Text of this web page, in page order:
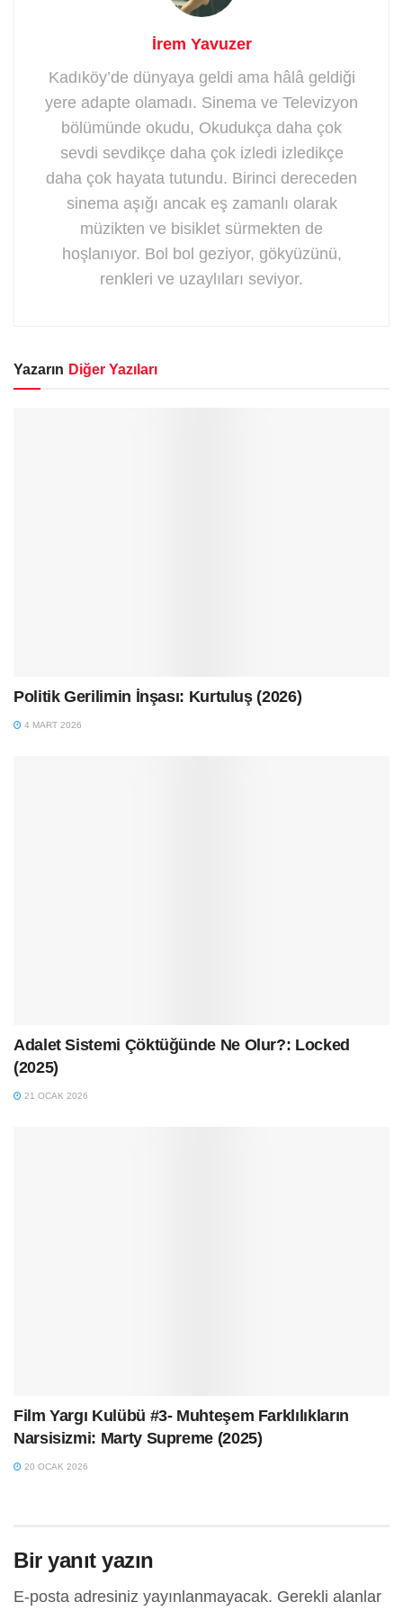
İrem Yavuzer
Kadıköy’de dünyaya geldi ama hâlâ geldiği
yere adapte olamadı. Sinema ve Televizyon
bölümünde okudu, Okudukça daha çok
sevdi sevdikçe daha çok izledi izledikçe
daha çok hayata tutundu. Birinci dereceden
sinema aşığı ancak eş zamanlı olarak
müzikten ve bisiklet sürmekten de
hoşlanıyor. Bol bol geziyor, gökyüzünü,
renkleri ve uzaylıları seviyor.
Yazarın Diğer Yazıları
Politik Gerilimin İnşası: Kurtuluş (2026)
4 MART 2026
Adalet Sistemi Çöktüğünde Ne Olur?: Locked
(2025)
21 OCAK 2026
Film Yargı Kulübü #3- Muhteşem Farklılıkların
Narsisizmi: Marty Supreme (2025)
20 OCAK 2026
Bir yanıt yazın
E-posta adresiniz yayınlanmayacak. Gerekli alanlar